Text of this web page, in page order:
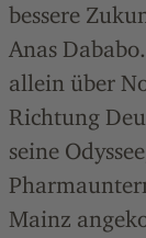
bessere
Anas
allein über
Richtung
seine
Mainz